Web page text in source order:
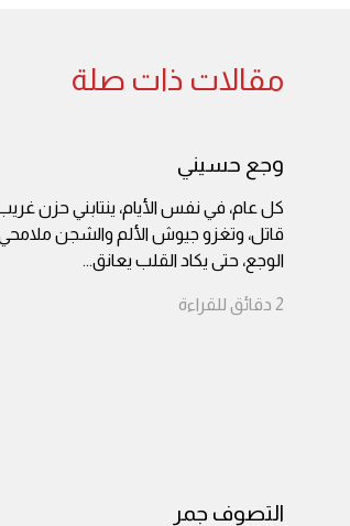
مقالات ذات صلة
وجع حسيني
كل عام، في نفس الأيام، ينتابني حزن
قاتل، وتغزو جيوش الألم والشجن
الوجع، حتى يكاد القلب يعانق...
2 دقائق للقراءة
التصوف جمر